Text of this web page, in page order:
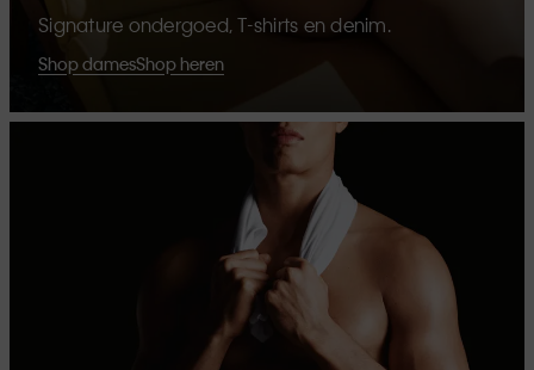
Signature ondergoed, T-shirts en denim.
Shop damesShop heren